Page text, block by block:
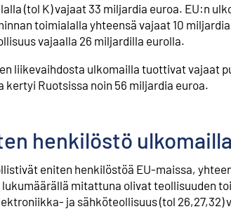
(tol K) vajaat 33 miljardia euroa. EU:n
toimialalla yhteensä vajaat 10
vajaalla 26 miljardilla eurolla.
liikevaihdosta ulkomailla tuottivat vajaat
Ruotsissa noin 56 miljardia euroa.
henkilöstö ulkomailla
eniten henkilöstöä EU-maissa,
mitattuna olivat teollisuuden
ja sähköteollisuus (tol 26,27,32)